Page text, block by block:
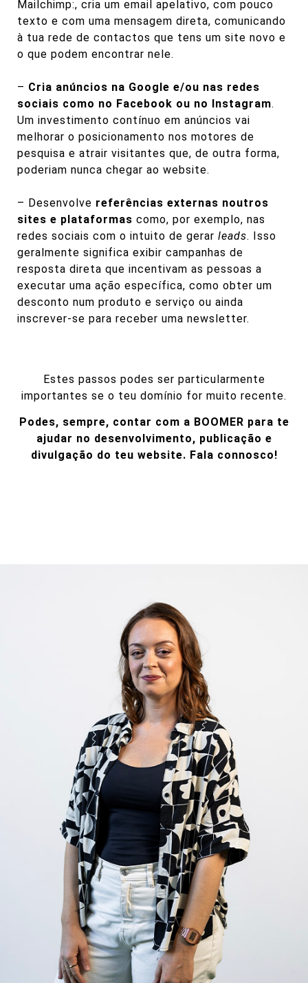
Mailchimp:, cria um email apelativo, com pouco
texto e com uma mensagem direta, comunicando
à tua rede de contactos que tens um site novo e
o que podem encontrar nele.
– Cria anúncios na Google e/ou nas redes
sociais como no Facebook ou no Instagram.
Um investimento contínuo em anúncios vai
melhorar o posicionamento nos motores de
pesquisa e atrair visitantes que, de outra forma,
poderiam nunca chegar ao website.
– Desenvolve referências externas noutros
sites e plataformas como, por exemplo, nas
redes sociais com o intuito de gerar leads. Isso
geralmente significa exibir campanhas de
resposta direta que incentivam as pessoas a
executar uma ação específica, como obter um
desconto num produto e serviço ou ainda
inscrever-se para receber uma newsletter.
Estes passos podes ser particularmente
importantes se o teu domínio for muito recente.
Podes, sempre, contar com a BOOMER para te
ajudar no desenvolvimento, publicação e
divulgação do teu website. Fala connosco!